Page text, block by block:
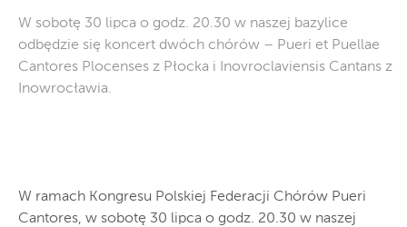
W sobotę 30 lipca o godz. 20.30 w naszej bazylice
odbędzie się koncert dwóch chórów – Pueri et Puellae
Cantores Plocenses z Płocka i Inovroclaviensis Cantans z
Inowrocławia.
W ramach Kongresu Polskiej Federacji Chórów Pueri
Cantores, w sobotę 30 lipca o godz. 20.30 w naszej